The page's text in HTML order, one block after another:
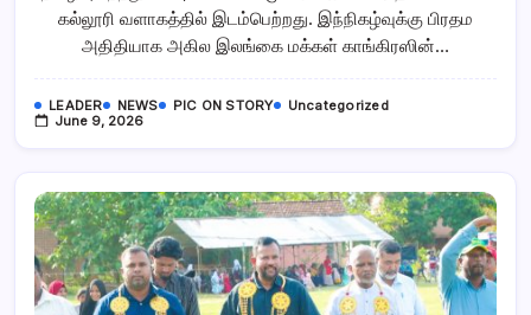
அல்-
ஆலீம்
பட்டமளிப்பு
கல்லூரி வளாகத்தில் இடம்பெற்றது. இந்நிகழ்வுக்கு பிரதம
அதிதியாக அகில இலங்கை மக்கள் காங்கிரஸின்…
LEADER NEWS PIC ON STORY
Uncategorized
June 9, 2026